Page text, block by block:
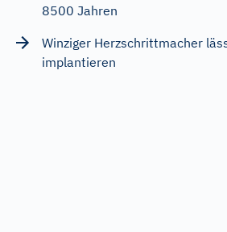
8500 Jahren
Winziger Herzschrittmacher
implantieren